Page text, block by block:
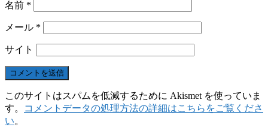
名前 *
メール *
サイト
このサイトはスパムを低減するために Akismet を使っていま
す。
コメントデータの処理方法の詳細はこちらをご覧くださ
い。